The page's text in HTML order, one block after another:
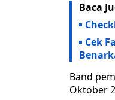
Baca
Cek
Band
Oktober